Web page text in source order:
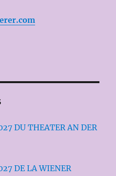
DU THEATER AN DER
DE LA WIENER